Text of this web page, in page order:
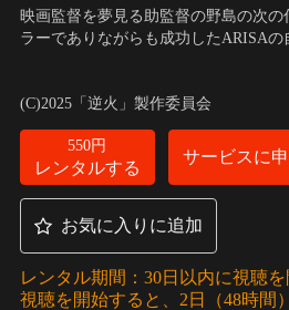
映画監督を夢見る助監督の野島の次
ラーでありながらも成功したARISA
-？名声を気にする監督、大ごとにし
った撮影を中断したくない面々が…。
(C)2025「逆火」製作委員会
550円
レンタルする
サービスに
お気に入りに追加
レンタル期間：30日以内に視聴
視聴を開始すると、2日（48時間